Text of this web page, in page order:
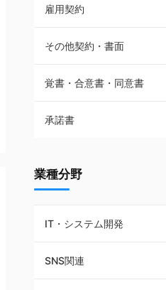
株主総会議事録・関連書類
請負契約
フランチャイズ契約
賃貸借契約
雇用契約
その他契約・書面
覚書・合意書・同意書
承諾書
業種分野
IT・システム開発
SNS関連